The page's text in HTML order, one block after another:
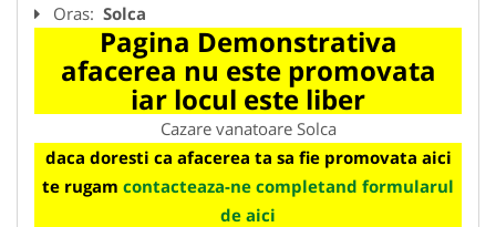
Oras: Solca
Pagina Demonstrativa
afacerea nu este promovata
iar locul este liber
Cazare vanatoare Solca
daca doresti ca afacerea ta sa fie promovata aici
te rugam contacteaza-ne completand formularul
de aici